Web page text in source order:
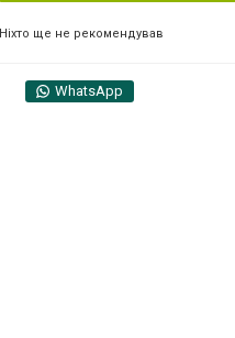
Ніхто ще не рекомендував
WhatsApp